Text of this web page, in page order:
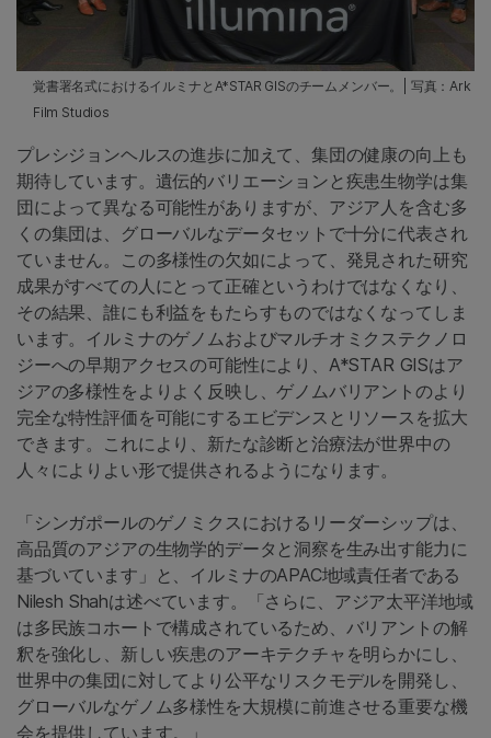
覚書署名式におけるイルミナとA*STAR GISのチームメンバー。| 写真：Ark
Film Studios
プレシジョンヘルスの進歩に加えて、集団の健康の向上も
期待しています。遺伝的バリエーションと疾患生物学は集
団によって異なる可能性がありますが、アジア人を含む多
くの集団は、グローバルなデータセットで十分に代表され
ていません。この多様性の欠如によって、発見された研究
成果がすべての人にとって正確というわけではなくなり、
その結果、誰にも利益をもたらすものではなくなってしま
います。イルミナのゲノムおよびマルチオミクステクノロ
ジーへの早期アクセスの可能性により、A*STAR GISはア
ジアの多様性をよりよく反映し、ゲノムバリアントのより
完全な特性評価を可能にするエビデンスとリソースを拡大
できます。これにより、新たな診断と治療法が世界中の
人々によりよい形で提供されるようになります。
「シンガポールのゲノミクスにおけるリーダーシップは、
高品質のアジアの生物学的データと洞察を生み出す能力に
基づいています」と、イルミナのAPAC地域責任者である
Nilesh Shahは述べています。「さらに、アジア太平洋地域
は多民族コホートで構成されているため、バリアントの解
釈を強化し、新しい疾患のアーキテクチャを明らかにし、
世界中の集団に対してより公平なリスクモデルを開発し、
グローバルなゲノム多様性を大規模に前進させる重要な機
会を提供しています。」